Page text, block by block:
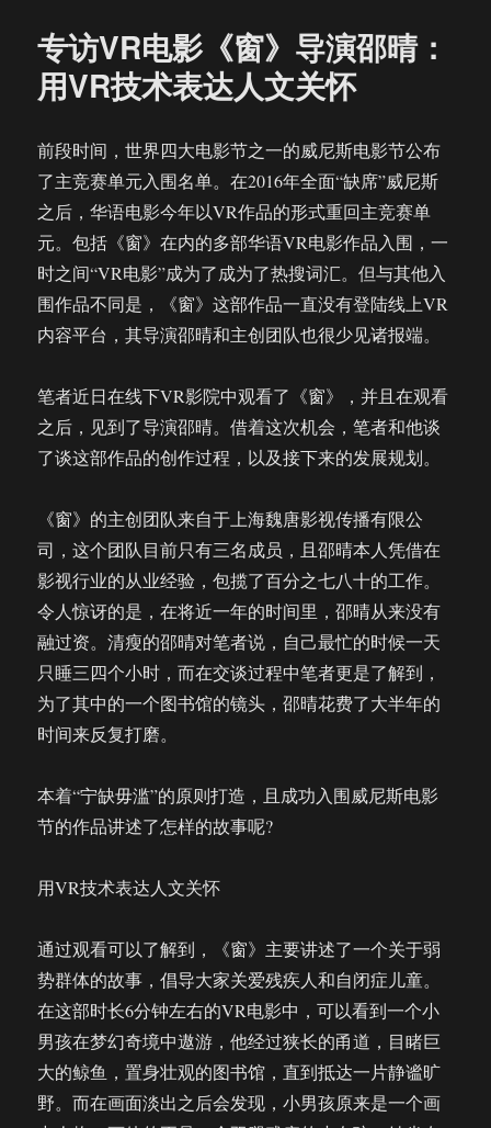
观
看
《拾
老
人》
和
《窗》
是
一
种
怎
的
验
专访VR电影《窗》导演邵晴：
用VR技术表达人文关怀
前段时间，世界四大电影节之一的威尼斯电影节公布
了主竞赛单元入围名单。在2016年全面“缺席”威尼斯
之后，华语电影今年以VR作品的形式重回主竞赛单
元。包括《窗》在内的多部华语VR电影作品入围，一
时之间“VR电影”成为了成为了热搜词汇。但与其他入
围作品不同是，《窗》这部作品一直没有登陆线上VR
内容平台，其导演邵晴和主创团队也很少见诸报端。
笔者近日在线下VR影院中观看了《窗》，并且在观看
之后，见到了导演邵晴。借着这次机会，笔者和他谈
了谈这部作品的创作过程，以及接下来的发展规划。
《窗》的主创团队来自于上海魏唐影视传播有限公
司，这个团队目前只有三名成员，且邵晴本人凭借在
影视行业的从业经验，包揽了百分之七八十的工作。
令人惊讶的是，在将近一年的时间里，邵晴从来没有
融过资。清瘦的邵晴对笔者说，自己最忙的时候一天
只睡三四个小时，而在交谈过程中笔者更是了解到，
为了其中的一个图书馆的镜头，邵晴花费了大半年的
时间来反复打磨。
本着“宁缺毋滥”的原则打造，且成功入围威尼斯电影
节的作品讲述了怎样的故事呢?
用VR技术表达人文关怀
通过观看可以了解到，《窗》主要讲述了一个关于弱
势群体的故事，倡导大家关爱残疾人和自闭症儿童。
在这部时长6分钟左右的VR电影中，可以看到一个小
男孩在梦幻奇境中遨游，他经过狭长的甬道，目睹巨
大的鲸鱼，置身壮观的图书馆，直到抵达一片静谧旷
野。而在画面淡出之后会发现，小男孩原来是一个画